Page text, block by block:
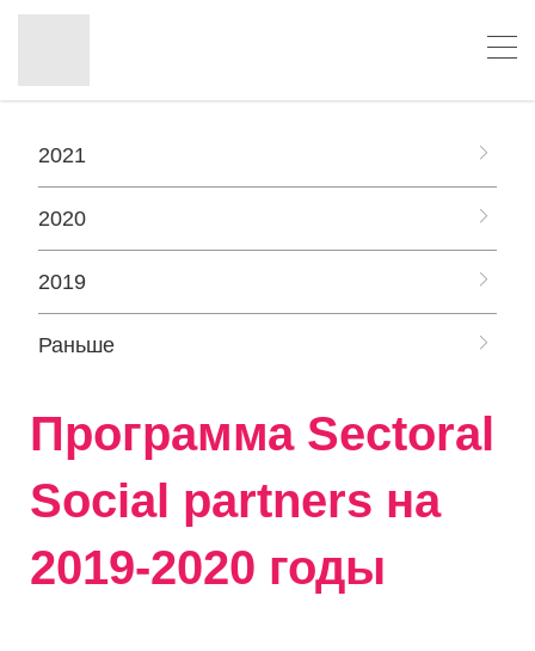
2021
2020
2019
Раньше
Программа Sectoral
Social partners на
2019-2020 годы